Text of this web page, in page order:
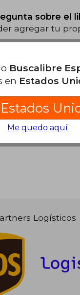
sobre el
agregar tu
de clientes
Logísticos
Buscalibre
en Estados
Me quedo aquí